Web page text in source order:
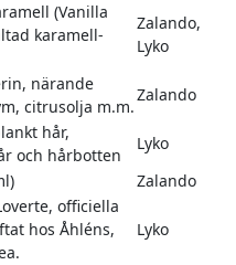
(Vanilla
karamell-
Zalando,
Lyko
närande
citrusolja m.m.
Zalando
hår,
och hårbotten
Lyko
Zalando
officiella
hos Åhléns,
Lyko